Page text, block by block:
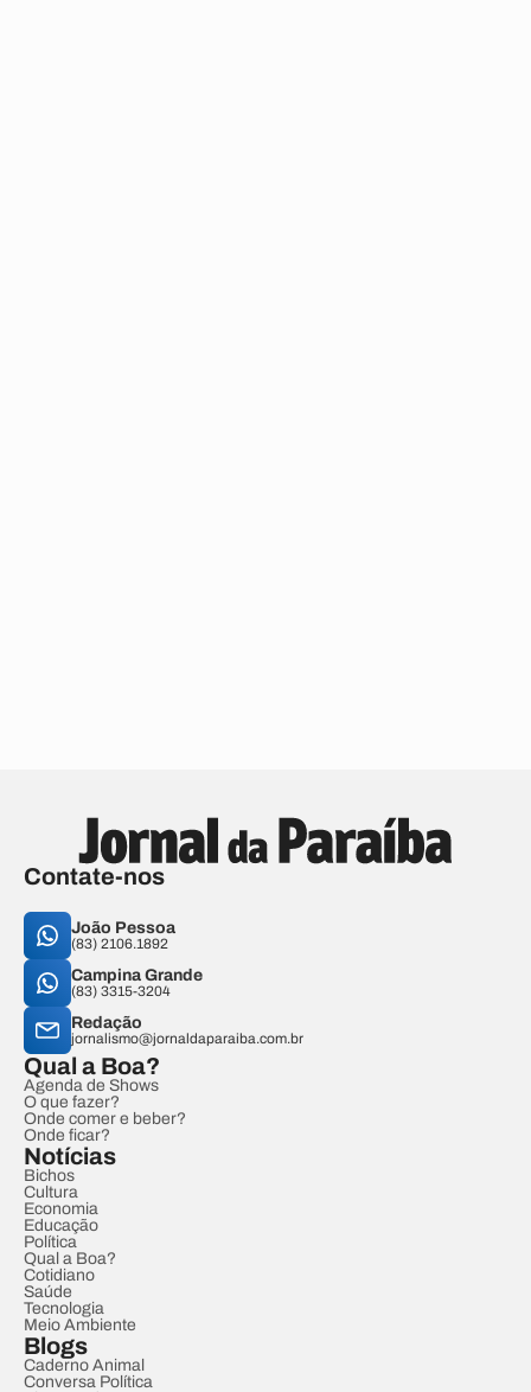
Contate-nos
João Pessoa
(83) 2106.1892
Campina Grande
(83) 3315-3204
Redação
jornalismo@jornaldaparaiba.com.br
Qual a Boa?
Agenda de Shows
O que fazer?
Onde comer e beber?
Onde ficar?
Notícias
Bichos
Cultura
Economia
Educação
Política
Qual a Boa?
Cotidiano
Saúde
Tecnologia
Meio Ambiente
Blogs
Caderno Animal
Conversa Política